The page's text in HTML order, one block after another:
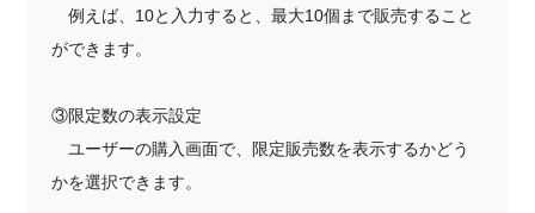
例えば、10と入力すると、最大10個まで販売すること
ができます。
③限定数の表示設定
ユーザーの購入画面で、限定販売数を表示するかどう
かを選択できます。